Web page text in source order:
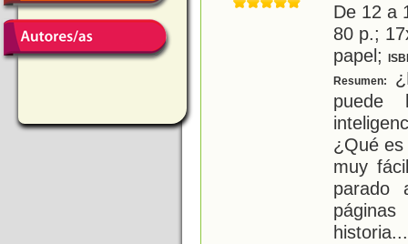
De 12 a
80 p.;
papel;
Resumen:
puede
¿Qué
muy
parado
historia...